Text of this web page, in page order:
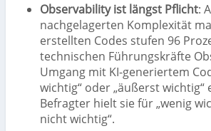
Observability ist längst Pflicht:
nachgelagerten Komplexität
erstellten Codes stufen 96
technischen Führungskräfte
Umgang mit KI-generiertem
wichtig“ oder „äußerst wichtig“
Befragter hielt sie für „wenig
nicht wichtig“.